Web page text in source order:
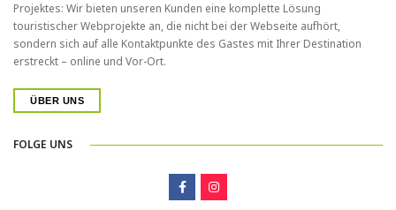
Projektes: Wir bieten unseren Kunden eine komplette Lösung
touristischer Webprojekte an, die nicht bei der Webseite aufhört,
sondern sich auf alle Kontaktpunkte des Gastes mit Ihrer Destination
erstreckt – online und Vor-Ort.
ÜBER UNS
FOLGE UNS